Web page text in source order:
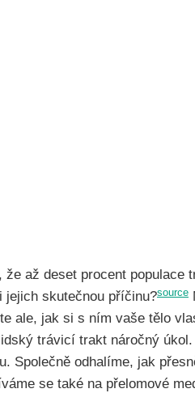
že až deset procent populace
jejich skutečnou příčinu?source
ale, jak si s ním vaše tělo
trávicí trakt náročný
Společně odhalíme, jak
se také na přelomové